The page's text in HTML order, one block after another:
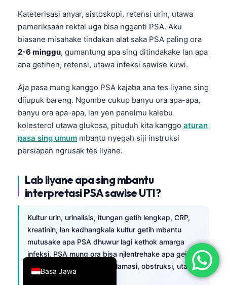
Kateterisasi anyar, sistoskopi, retensi urin, utawa
pemeriksaan rektal uga bisa ngganti PSA. Aku
biasane misahake tindakan alat saka PSA paling ora
2-6 minggu, gumantung apa sing ditindakake lan apa
ana getihen, retensi, utawa infeksi sawise kuwi.
Aja pasa mung kanggo PSA kajaba ana tes liyane sing
dijupuk bareng. Ngombe cukup banyu ora apa-apa,
banyu ora apa-apa, lan yen panelmu kalebu
kolesterol utawa glukosa, pituduh kita kanggo aturan
pasa sing umum mbantu nyegah siji instruksi
persiapan ngrusak tes liyane.
Lab liyane apa sing mbantu
interpretasi PSA sawise UTI?
Kultur urin, urinalisis, itungan getih lengkap, CRP,
kreatinin, lan kadhangkala kultur getih mbantu
mutusake apa PSA dhuwur lagi kethok amarga
infeksi. PSA mung ora bisa njlentrehake apa gejala
urin iku amarga bakteri, inflamasi, obstruksi, utawa
Basa Jawa
English
Deutsch
العربية
עִבְרִית
Español
Português
Ελληνικά
Türkçe
Română
简体中文
فارسی
Български